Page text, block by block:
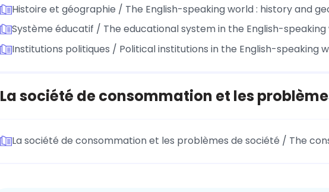
Histoire et géographie / The English-speaking world : history and
Système éducatif / The educational system in the English-
Institutions politiques / Political institutions in the English-speaking
La société de consommation et les
La société de consommation et les problèmes de société / The